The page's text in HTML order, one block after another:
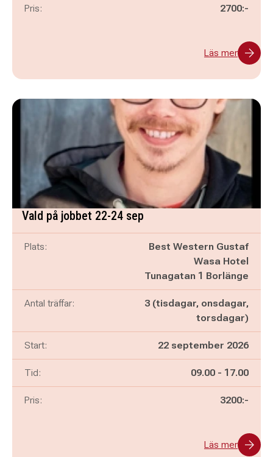
Pris: 2700:-
Läs mer
Vald på jobbet 22-24 sep
Plats:
Best Western Gustaf
Wasa Hotel
Tunagatan 1 Borlänge
Antal träffar:
3 (tisdagar, onsdagar,
torsdagar)
Start: 22 september 2026
Tid: Pågår mellan
09.00 - och
17.00
Pris: 3200:-
Läs mer